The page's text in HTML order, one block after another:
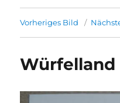
Vorheriges Bild
Würfelland